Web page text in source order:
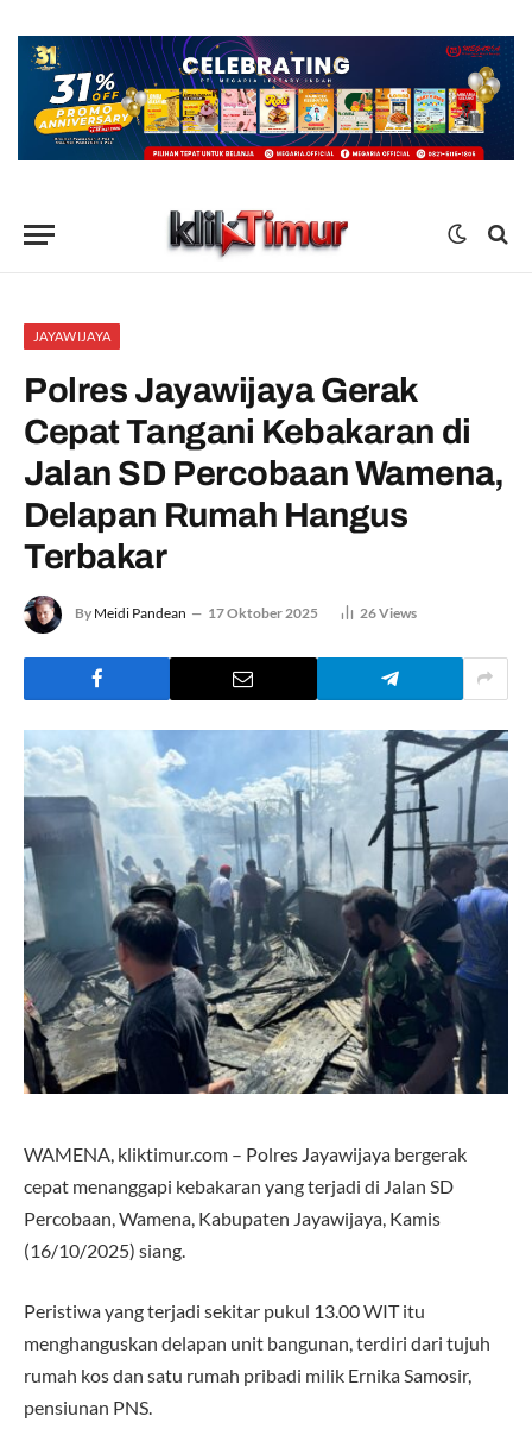
JAYAWIJAYA
Polres Jayawijaya Gerak
Cepat Tangani Kebakaran di
Jalan SD Percobaan Wamena,
Delapan Rumah Hangus
Terbakar
By Meidi Pandean 17 Oktober 2025 26Views
WAMENA, kliktimur.com – Polres Jayawijaya bergerak
cepat menanggapi kebakaran yang terjadi di Jalan SD
Percobaan, Wamena, Kabupaten Jayawijaya, Kamis
(16/10/2025) siang.
Peristiwa yang terjadi sekitar pukul 13.00 WIT itu
menghanguskan delapan unit bangunan, terdiri dari tujuh
rumah kos dan satu rumah pribadi milik Ernika Samosir,
pensiunan PNS.